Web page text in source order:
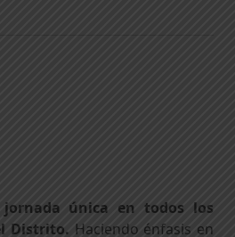
única en todos los
Distrito. Haciendo énfasis en